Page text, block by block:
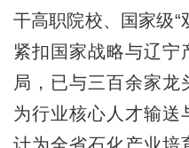
干高职院校、国家级“
紧扣国家战略与辽宁
局，已与三百余家龙
为行业核心人才输送